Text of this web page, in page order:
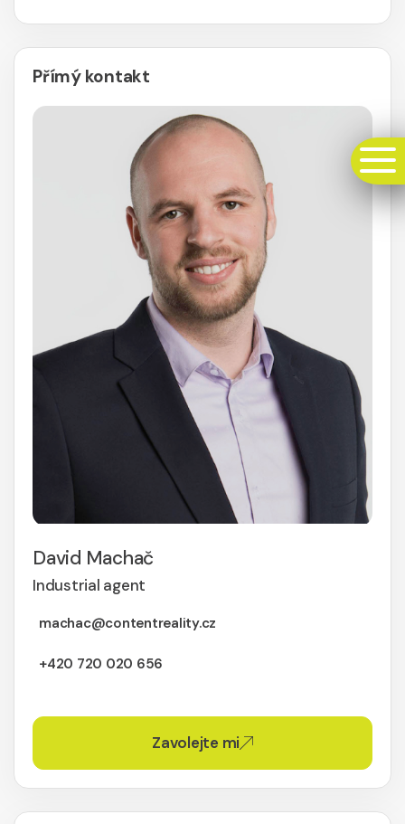
Přímý kontakt
David Machač
Industrial agent
machac@contentreality.cz
+420 720 020 656
Zavolejte mi